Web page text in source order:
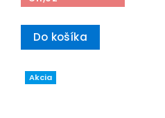
Do košíka
Akcia